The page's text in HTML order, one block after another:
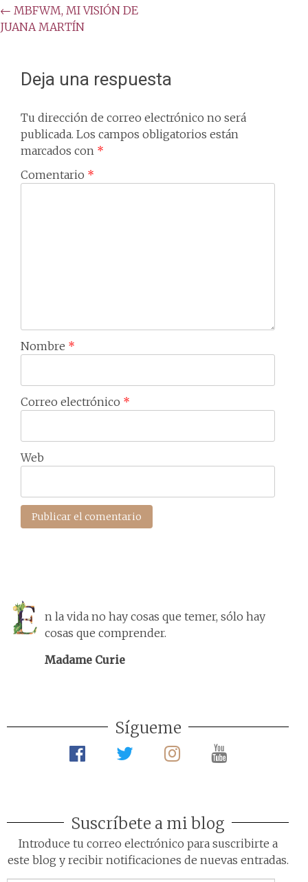
Post
navigation
← MBFWM, MI VISIÓN DE
JUANA MARTÍN
Deja una respuesta
Tu dirección de correo electrónico no será
publicada. Los campos obligatorios están
marcados con *
Comentario *
Nombre *
Correo electrónico *
Web
n la vida no hay cosas que temer, sólo hay
cosas que comprender.
Madame Curie
Sígueme
Suscríbete a mi blog
Introduce tu correo electrónico para suscribirte a
este blog y recibir notificaciones de nuevas entradas.